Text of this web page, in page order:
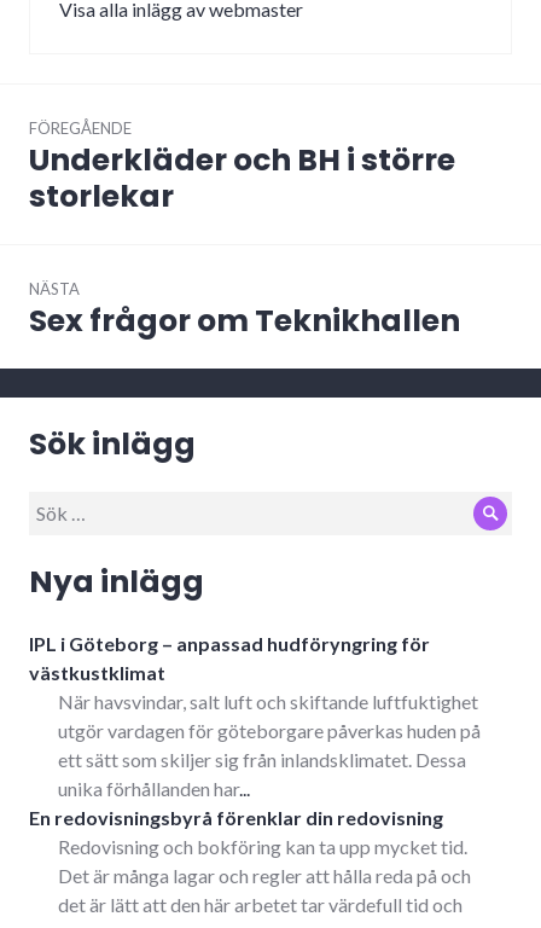
Visa alla inlägg av webmaster
FÖREGÅENDE
Föregående
inlägg:
Underkläder och BH i större
storlekar
NÄSTA
Nästa
Sex frågor om Teknikhallen
Sök inlägg
Sök
Sök
Nya inlägg
IPL i Göteborg – anpassad hudföryngring för
västkustklimat
När havsvindar, salt luft och skiftande luftfuktighet
utgör vardagen för göteborgare påverkas huden på
ett sätt som skiljer sig från inlandsklimatet. Dessa
unika förhållanden har...
En redovisningsbyrå förenklar din redovisning
Redovisning och bokföring kan ta upp mycket tid.
Det är många lagar och regler att hålla reda på och
det är lätt att den här arbetet tar värdefull tid och